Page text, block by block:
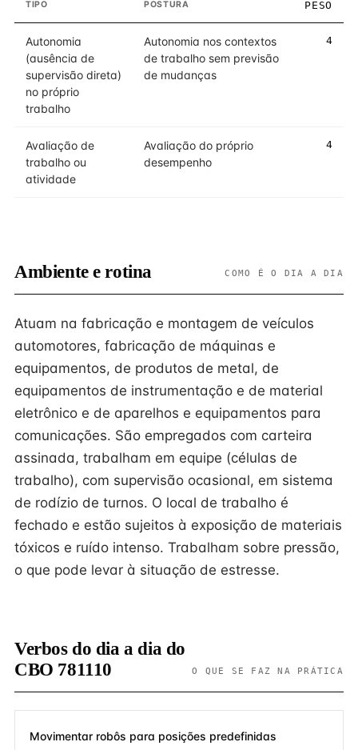
TIPO POSTURA PESO
Autonomia
(ausência de
supervisão direta)
no próprio
trabalho
Autonomia nos contextos
de trabalho sem previsão
de mudanças
4
Avaliação de
trabalho ou
atividade
Avaliação do próprio
desempenho
4
Ambiente e rotina COMO É O DIA A DIA
Atuam na fabricação e montagem de veículos
automotores, fabricação de máquinas e
equipamentos, de produtos de metal, de
equipamentos de instrumentação e de material
eletrônico e de aparelhos e equipamentos para
comunicações. São empregados com carteira
assinada, trabalham em equipe (células de
trabalho), com supervisão ocasional, em sistema
de rodízio de turnos. O local de trabalho é
fechado e estão sujeitos à exposição de materiais
tóxicos e ruído intenso. Trabalham sobre pressão,
o que pode levar à situação de estresse.
Verbos do dia a dia do
CBO 781110
O QUE SE FAZ NA PRÁTICA
Movimentar robôs para posições predefinidas